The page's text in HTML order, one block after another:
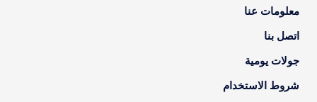
معلومات عنا
اتصل بنا
جولات يومية
شروط الاستخدام